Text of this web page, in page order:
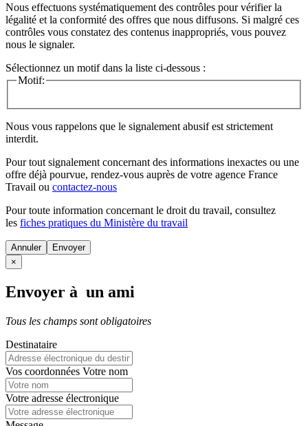
Nous effectuons systématiquement des contrôles pour vérifier la
légalité et la conformité des offres que nous diffusons. Si malgré ces
contrôles vous constatez des contenus inappropriés, vous pouvez
nous le signaler.
Sélectionnez un motif dans la liste ci-dessous :
Motif:
Nous vous rappelons que le signalement abusif est strictement
interdit.
Pour tout signalement concernant des informations inexactes ou une
offre déjà pourvue, rendez-vous auprès de votre agence France
Travail ou contactez-nous
Pour toute information concernant le droit du travail, consultez
les fiches pratiques du Ministère du travail
Annuler
×
Envoyer à un ami
Tous les champs sont obligatoires
Destinataire
Vos coordonnées Votre nom
Votre adresse électronique